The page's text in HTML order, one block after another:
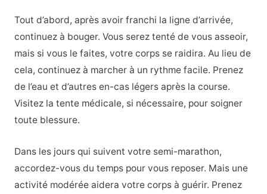
Tout d’abord, après avoir franchi la ligne d’arrivée,
continuez à bouger. Vous serez tenté de vous asseoir,
mais si vous le faites, votre corps se raidira. Au lieu de
cela, continuez à marcher à un rythme facile. Prenez
de l’eau et d’autres en-cas légers après la course.
Visitez la tente médicale, si nécessaire, pour soigner
toute blessure.
Dans les jours qui suivent votre semi-marathon,
accordez-vous du temps pour vous reposer. Mais une
activité modérée aidera votre corps à guérir. Prenez